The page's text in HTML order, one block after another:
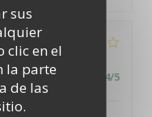
sus
clic en el
la parte
de las
5 /5 Calidad / Precio 4/5